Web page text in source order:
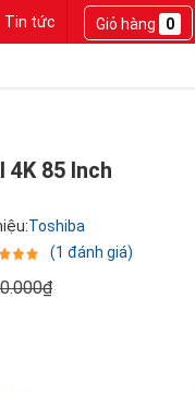
Tin tức Giỏ hàng 0
4K 85 Inch
Toshiba
(1 đánh giá)